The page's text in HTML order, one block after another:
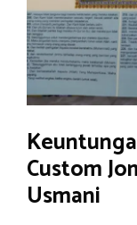
Custom
Usmani